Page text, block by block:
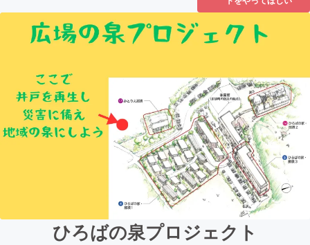
ひろばの泉プロジェクト